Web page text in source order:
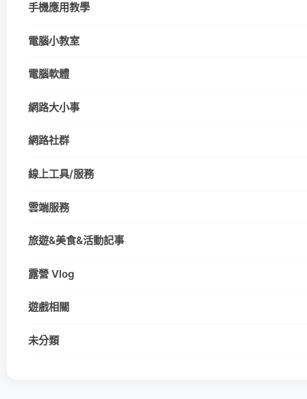
手機應用教學
電腦小教室
電腦軟體
網路大小事
網路社群
線上工具/服務
雲端服務
旅遊&美食&活動記事
露營 Vlog
遊戲相關
未分類